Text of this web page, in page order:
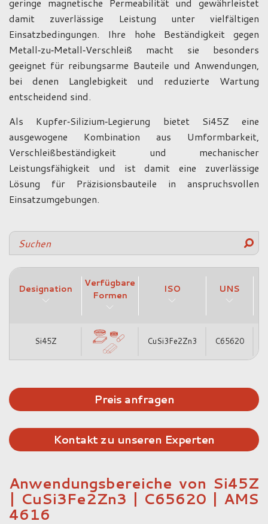
damit zuverlässige Leistung unter vielfältigen
Einsatzbedingungen. Ihre hohe Beständigkeit gegen
Metall‑zu‑Metall‑Verschleiß macht sie besonders
geeignet für reibungsarme Bauteile und Anwendungen,
bei denen Langlebigkeit und reduzierte Wartung
entscheidend sind.
Als Kupfer‑Silizium‑Legierung bietet Si45Z eine
ausgewogene Kombination aus Umformbarkeit,
Verschleißbeständigkeit und mechanischer
Leistungsfähigkeit und ist damit eine zuverlässige
Lösung für Präzisionsbauteile in anspruchsvollen
Einsatzumgebungen.
Designation
Verfügbare
Formen
ISO UNS
Si45Z CuSi3Fe2Zn3 C65620
Preis anfragen
Kontakt zu unseren Experten
Anwendungsbereiche von Si45Z
| CuSi3Fe2Zn3 | C65620 | AMS
4616